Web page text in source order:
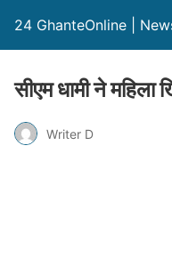
24 GhanteOnline |
सीएम धामी ने महिला
Writer D